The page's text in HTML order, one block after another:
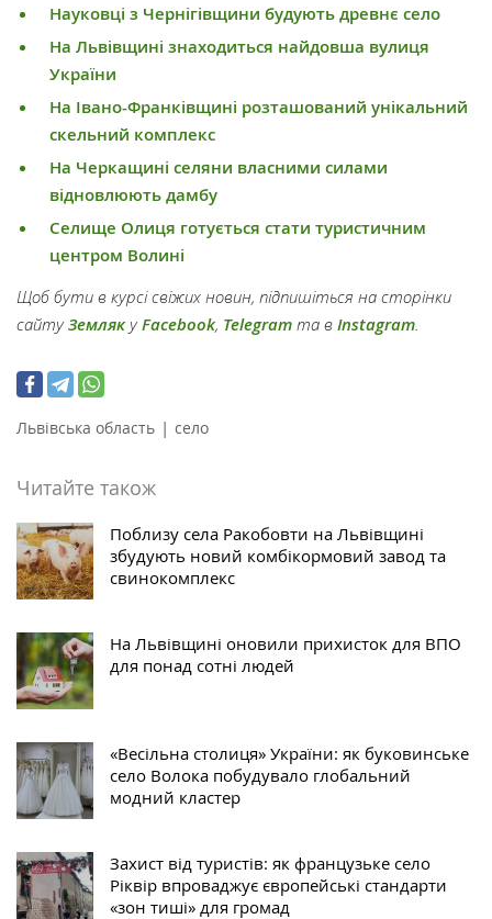
Науковці з Чернігівщини будують древнє село
На Львівщині знаходиться найдовша вулиця
України
На Івано-Франківщині розташований унікальний
скельний комплекс
На Черкащині селяни власними силами
відновлюють дамбу
Селище Олиця готується стати туристичним
центром Волині
Щоб бути в курсі свіжих новин, підпишіться на сторінки
сайтуЗемлякуFacebook, Telegram та в Instagram
Львівська область | село
Читайте також
Поблизу села Ракобовти на Львівщині
збудують новий комбікормовий завод та
свинокомплекс
На Львівщині оновили прихисток для ВПО
для понад сотні людей
«Весільна столиця» України: як буковинське
село Волока побудувало глобальний
модний кластер
Захист від туристів: як французьке село
Ріквір впроваджує європейські стандарти
«зон тиші» для громад